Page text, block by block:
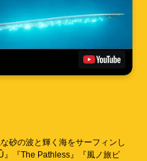
砂の波と輝く海をサーフィンし
』『The Pathless』『風ノ旅ビ